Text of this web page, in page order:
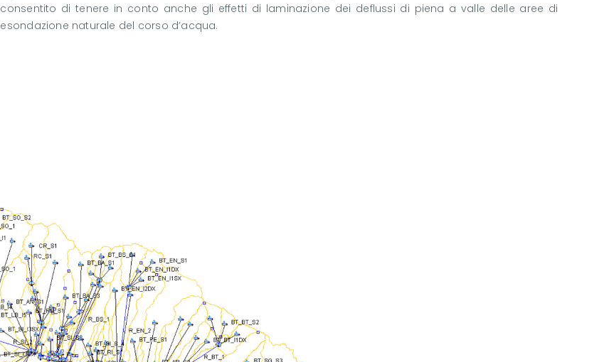
consentito di tenere in conto anche gli effetti di laminazione dei deflussi di piena a valle delle aree di
esondazione naturale del corso d’acqua.